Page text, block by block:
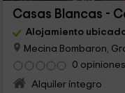
Casas Blancas -
Alojamiento
Mecina Bombaron,
0 opiniones
Alquiler íntegro